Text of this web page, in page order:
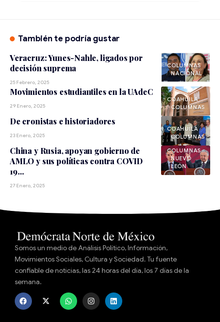
También te podría gustar
COLUMNAS‏
NACIONAL
Veracruz: Yunes-Nahle, ligados por
decisión suprema
25 Febrero, 2025
COAHUILA
Movimientos estudiantiles en la UAdeC
29 Enero, 2025
COAHUILA
COLUMNAS‏
De cronistas e historiadores
23 Enero, 2025
COLUMNAS‏
NUEVO
LEÓN
China y Rusia, apoyan gobierno de
AMLO y sus políticas contra COVID
19…
27 Enero, 2025
Somos un medio de Análisis Político, Información,
Movimientos Sociales, Cultura y Sociedad. Tu fuente
confiable de noticias, las 24 horas del día, los 7 días de la
semana.